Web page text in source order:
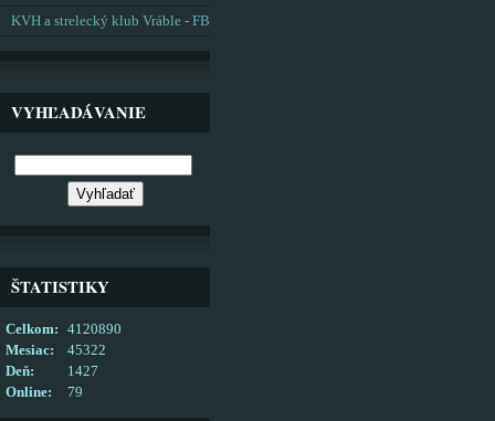
KVH a strelecký klub Vráble - FB
VYHĽADÁVANIE
ŠTATISTIKY
Online: 79
Celkom:
4120890
Mesiac:
45322
Deň:
1427